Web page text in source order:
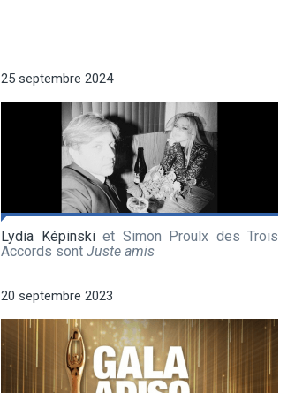
25 septembre 2024
Lydia Képinskiet Simon Proulx des Trois
Accords sont Juste amis
20 septembre 2023